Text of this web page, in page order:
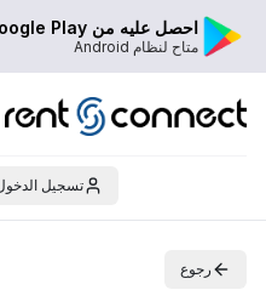
احصل عليه من Google Play
متاح لنظام Android
تسجيل
رجوع